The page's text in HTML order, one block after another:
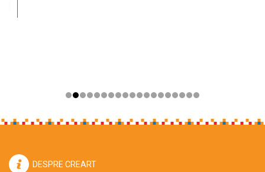
DESPRE CREART